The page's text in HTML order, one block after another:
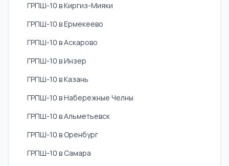
ГРПШ-10 в Киргиз-Мияки
ГРПШ-10 в Ермекеево
ГРПШ-10 в Аскарово
ГРПШ-10 в Инзер
ГРПШ-10 в Казань
ГРПШ-10 в Набережные Челны
ГРПШ-10 в Альметьевск
ГРПШ-10 в Оренбург
ГРПШ-10 в Самара